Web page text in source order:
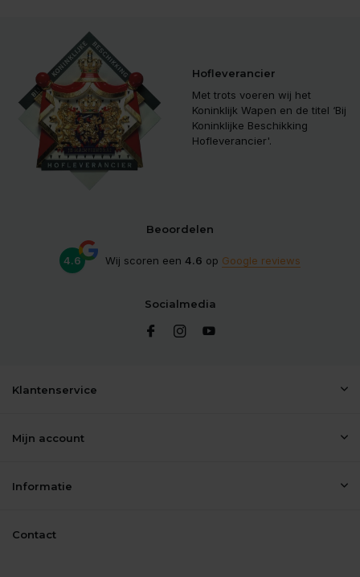
Hofleverancier
Met trots voeren wij het
Koninklijk Wapen en de titel ‘Bij
Koninklijke Beschikking
Hofleverancier'.
Beoordelen
4.6 Wij scoren een 4.6 op Google reviews
Socialmedia
Klantenservice
Mijn account
Informatie
Contact